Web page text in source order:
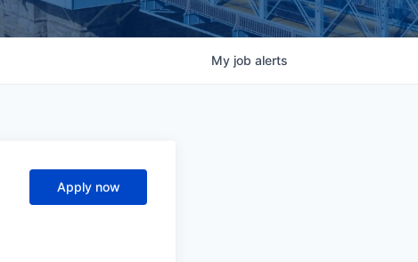
My job alerts
Apply now